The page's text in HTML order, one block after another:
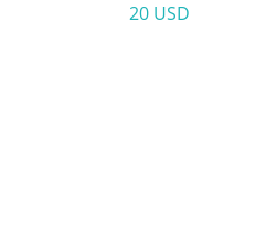
20 USD